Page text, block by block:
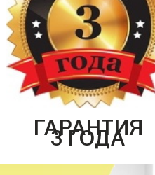
ГАРАНТИЯ
3 ГОДА